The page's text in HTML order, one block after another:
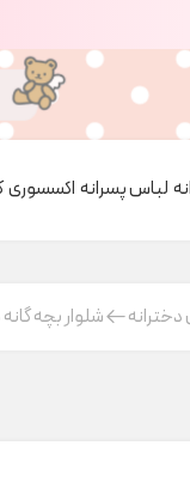
لباس پسرانه اکسسوری
شلوار بچه